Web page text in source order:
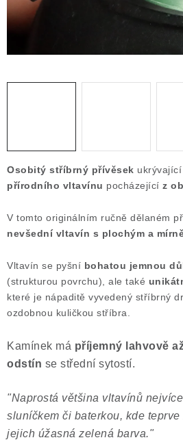
VIDEOGALERIE
Výkup minerálů a drahých kamenů
Formulář pro odstoupení od smlouvy
Osobitý stříbrný přívěsek ukrývající
přírodního vltavínu pocházející z
V tomto originálním ručně dělaném
nevšední vltavín s plochým a
Vltavín se pyšní bohatou jemnou
(strukturou povrchu), ale také
které je nápaditě vyvedený stříbrný
ozdobnou kuličkou stříbra.
Kamínek má příjemný lahvově
odstín se střední sytostí.
"Naprostá většina vltavínů
sluníčkem či baterkou, kde
jejich úžasná zelená barva."